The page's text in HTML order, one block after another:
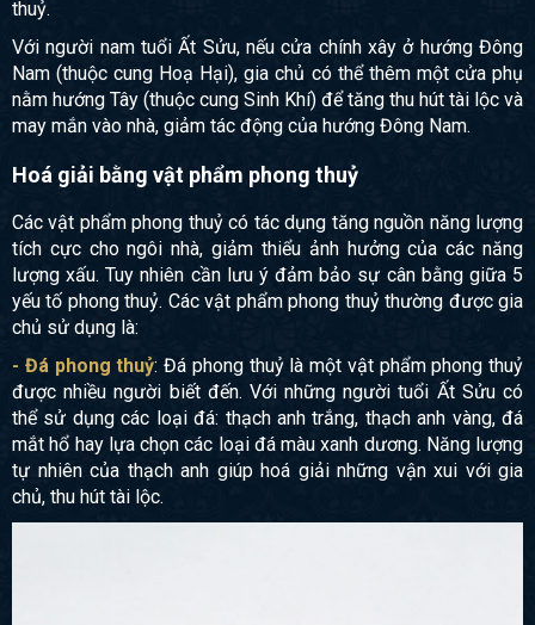
thuỷ.
Với người nam tuổi Ất Sửu, nếu cửa chính xây ở hướng Đông
Nam (thuộc cung Hoạ Hại), gia chủ có thể thêm một cửa phụ
nằm hướng Tây (thuộc cung Sinh Khí) để tăng thu hút tài lộc và
may mắn vào nhà, giảm tác động của hướng Đông Nam.
Hoá giải bằng vật phẩm phong thuỷ
Các vật phẩm phong thuỷ có tác dụng tăng nguồn năng lượng
tích cực cho ngôi nhà, giảm thiểu ảnh hưởng của các năng
lượng xấu. Tuy nhiên cần lưu ý đảm bảo sự cân bằng giữa 5
yếu tố phong thuỷ. Các vật phẩm phong thuỷ thường được gia
chủ sử dụng là:
- Đá phong thuỷ: Đá phong thuỷ là một vật phẩm phong thuỷ
được nhiều người biết đến. Với những người tuổi Ất Sửu có
thể sử dụng các loại đá: thạch anh trắng, thạch anh vàng, đá
mắt hổ hay lựa chọn các loại đá màu xanh dương. Năng lượng
tự nhiên của thạch anh giúp hoá giải những vận xui với gia
chủ, thu hút tài lộc.